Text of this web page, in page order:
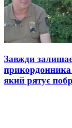
Завжди
прикордонника
який рятує